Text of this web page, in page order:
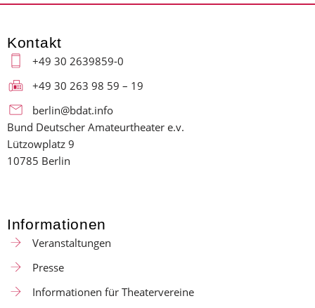
Kontakt
+49 30 2639859-0
+49 30 263 98 59 – 19
berlin@bdat.info
Bund Deutscher Amateurtheater e.v.
Lützowplatz 9
10785 Berlin
Informationen
Veranstaltungen
Presse
Informationen für Theatervereine